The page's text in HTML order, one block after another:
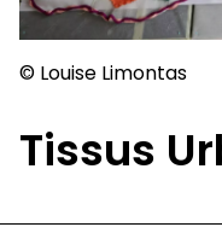
A
© Louise Limontas
Tissus